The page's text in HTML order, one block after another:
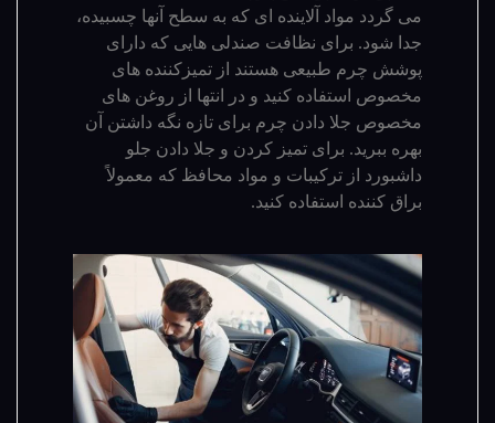
می گردد مواد آلاینده ای که به سطح آنها چسبیده،
جدا شود. برای نظافت صندلی هایی که دارای
پوشش چرم طبیعی هستند از تمیزکننده های
مخصوص استفاده کنید و در انتها از روغن های
مخصوص جلا دادن چرم برای تازه نگه داشتن آن
بهره ببرید. برای تمیز کردن و جلا دادن جلو
داشبورد از ترکیبات و مواد محافظ که معمولاً
براق کننده استفاده کنید.